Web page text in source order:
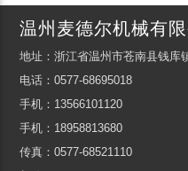
温州麦德尔机械有限
地址：浙江省温州市苍南县钱库
电话：0577-68695018
手机：13566101120
手机：18958813680
传真：0577-68521110